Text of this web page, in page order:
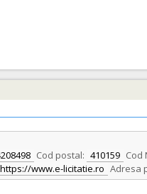
Cod postal: 410159 Cod
https://www.e-licitatie.ro Adresa